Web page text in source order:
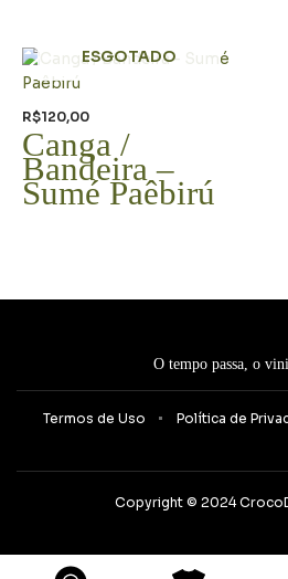
ESGOTADO
R$120,00
Canga /
Bandeira –
Sumé Paêbirú
O tempo passa, o
Termos de Uso Política de
Copyright © 2024